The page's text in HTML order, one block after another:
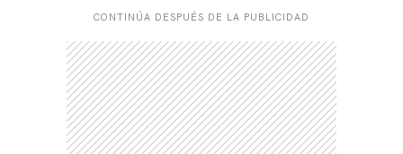
CONTINÚA DESPUÉS DE LA PUBLICIDAD